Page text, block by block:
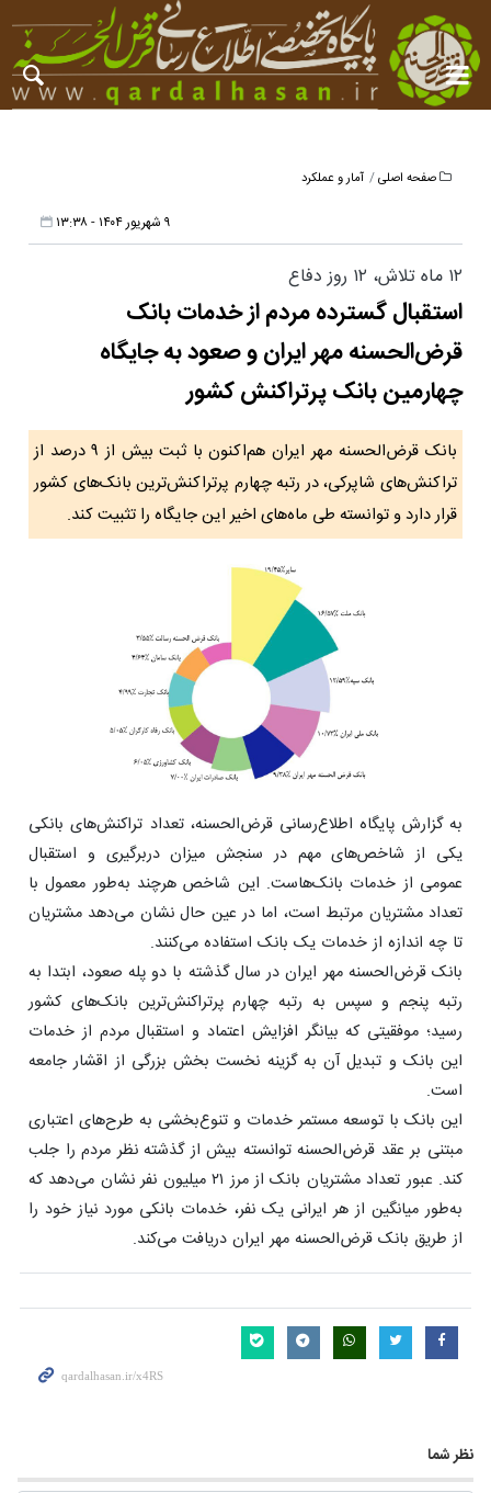
صفحه اصلی آمار و عملکرد
۹ شهریور ۱۴۰۴ - ۱۳:۳۸
۱۲ ماه تلاش، ۱۲ روز دفاع
استقبال گسترده مردم از خدمات بانک
قرض‌الحسنه مهر ایران و صعود به جایگاه
چهارمین بانک پرتراکنش کشور
بانک قرض‌الحسنه مهر ایران هم‌اکنون با ثبت بیش از ۹ درصد از
تراکنش‌های شاپرکی، در رتبه چهارم پرتراکنش‌ترین بانک‌های کشور
قرار دارد و توانسته طی ماه‌های اخیر این جایگاه را تثبیت کند.
به گزارش پایگاه اطلاع‌رسانی قرض‌الحسنه، تعداد تراکنش‌های بانکی
یکی از شاخص‌های مهم در سنجش میزان دربرگیری و استقبال
عمومی از خدمات بانک‌هاست. این شاخص هرچند به‌طور معمول با
تعداد مشتریان مرتبط است، اما در عین حال نشان می‌دهد مشتریان
تا چه اندازه از خدمات یک بانک استفاده می‌کنند.
بانک قرض‌الحسنه مهر ایران در سال گذشته با دو پله صعود، ابتدا به
رتبه پنجم و سپس به رتبه چهارم پرتراکنش‌ترین بانک‌های کشور
رسید؛ موفقیتی که بیانگر افزایش اعتماد و استقبال مردم از خدمات
این بانک و تبدیل آن به گزینه نخست بخش بزرگی از اقشار جامعه
است.
این بانک با توسعه مستمر خدمات و تنوع‌بخشی به طرح‌های اعتباری
مبتنی بر عقد قرض‌الحسنه توانسته بیش از گذشته نظر مردم را جلب
کند. عبور تعداد مشتریان بانک از مرز ۲۱ میلیون نفر نشان می‌دهد که
به‌طور میانگین از هر ایرانی یک نفر، خدمات بانکی مورد نیاز خود را
از طریق بانک قرض‌الحسنه مهر ایران دریافت می‌کند.
نظر شما